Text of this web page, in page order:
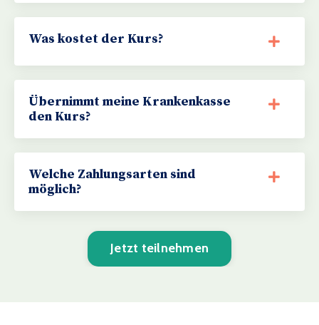
Was kostet der Kurs?
Übernimmt meine Krankenkasse
den Kurs?
Welche Zahlungsarten sind
möglich?
Jetzt teilnehmen